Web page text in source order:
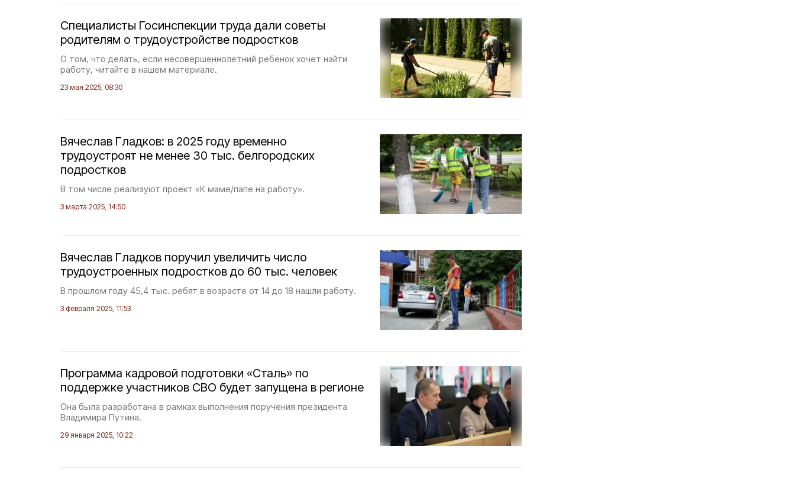
Специалисты Госинспекции труда дали советы
родителям о трудоустройстве подростков
О том, что делать, если несовершеннолетний ребёнок хочет найти
работу, читайте в нашем материале.
23 мая 2025, 08:30
Вячеслав Гладков: в 2025 году временно
трудоустроят не менее 30 тыс. белгородских
подростков
В том числе реализуют проект «К маме/папе на работу».
3 марта 2025, 14:50
Вячеслав Гладков поручил увеличить число
трудоустроенных подростков до 60 тыс. человек
В прошлом году 45,4 тыс. ребят в возрасте от 14 до 18 нашли работу.
3 февраля 2025, 11:53
Программа кадровой подготовки «Сталь» по
поддержке участников СВО будет запущена в регионе
Она была разработана в рамках выполнения поручения президента
Владимира Путина.
29 января 2025, 10:22